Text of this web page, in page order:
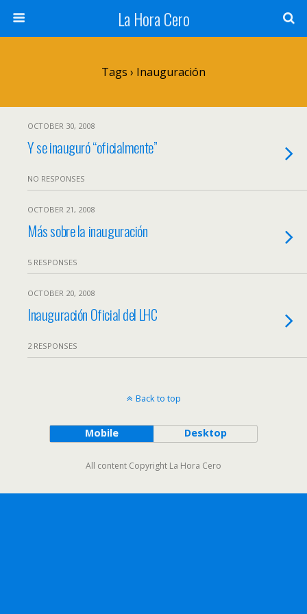
La Hora Cero
Tags › Inauguración
OCTOBER 30, 2008
Y se inauguró “oficialmente”
NO RESPONSES
OCTOBER 21, 2008
Más sobre la inauguración
5 RESPONSES
OCTOBER 20, 2008
Inauguración Oficial del LHC
2 RESPONSES
Back to top
Mobile Desktop
All content Copyright La Hora Cero